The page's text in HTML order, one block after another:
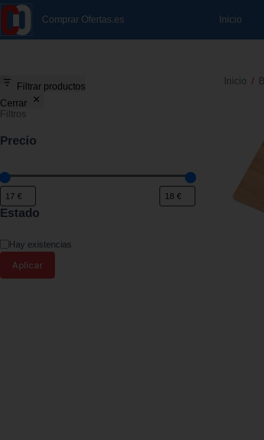
Comprar Ofertas.es Inicio
Inicio /
Filtrar productos
Cerrar
Filtros
Precio
Estado
Hay existencias
Aplicar